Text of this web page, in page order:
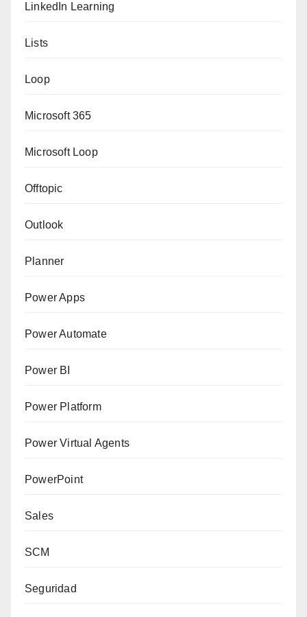
LinkedIn Learning
Lists
Loop
Microsoft 365
Microsoft Loop
Offtopic
Outlook
Planner
Power Apps
Power Automate
Power BI
Power Platform
Power Virtual Agents
PowerPoint
Sales
SCM
Seguridad